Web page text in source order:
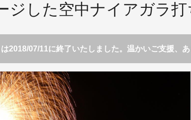
ジした空中ナイアガラ
2018/07/11に終了いたしました。温かいご支援、あ